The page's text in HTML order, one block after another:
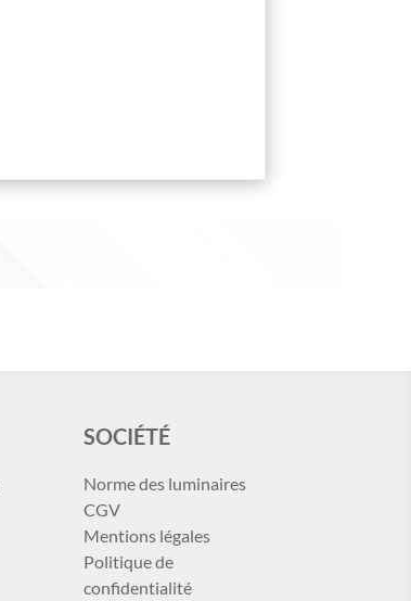
SOCIÉTÉ
Norme des luminaires
CGV
Mentions légales
Politique de
confidentialité